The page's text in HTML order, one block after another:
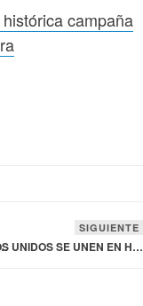
campaña
EL TIEMPO PARA DIAGNOSTICAR TUBERCULOSIS RESISTENTE
SIGUIENTE
MÉXICO Y ESTADOS UNIDOS SE UNEN EN HISTÓRICA CAMPAÑA BINACIONAL DE VACUNACIÓN EN LA FRONTERA